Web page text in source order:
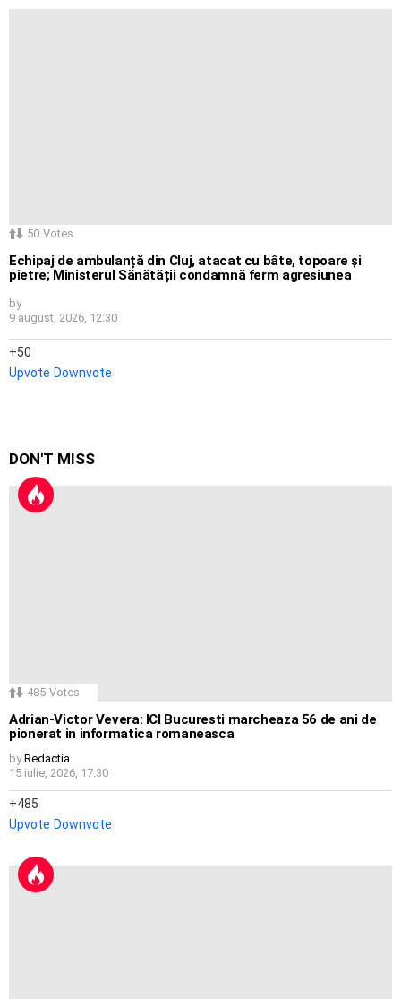
50 Votes
Echipaj de ambulanță din Cluj, atacat cu bâte, topoare și
pietre; Ministerul Sănătății condamnă ferm agresiunea
by
9 august, 2026, 12:30
50
Upvote Downvote
DON'T MISS
485 Votes
Adrian-Victor Vevera: ICI Bucuresti marcheaza 56 de ani de
pionerat in informatica romaneasca
by Redactia
15 iulie, 2026, 17:30
485
Upvote Downvote